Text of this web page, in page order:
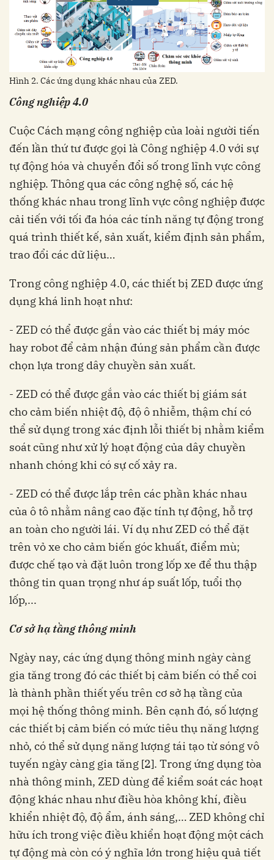
Hình 2. Các ứng dụng khác nhau của ZED.
Công nghiệp 4.0
Cuộc Cách mạng công nghiệp của loài người tiến
đến lần thứ tư được gọi là Công nghiệp 4.0 với sự
tự động hóa và chuyển đổi số trong lĩnh vực công
nghiệp. Thông qua các công nghệ số, các hệ
thống khác nhau trong lĩnh vực công nghiệp được
cải tiến với tối đa hóa các tính năng tự động trong
quá trình thiết kế, sản xuất, kiểm định sản phẩm,
trao đổi các dữ liệu…
Trong công nghiệp 4.0, các thiết bị ZED được ứng
dụng khá linh hoạt như:
- ZED có thể được gắn vào các thiết bị máy móc
hay robot để cảm nhận đúng sản phẩm cần được
chọn lựa trong dây chuyền sản xuất.
- ZED có thể được gắn vào các thiết bị giám sát
cho cảm biến nhiệt độ, độ ô nhiễm, thậm chí có
thể sử dụng trong xác định lỗi thiết bị nhằm kiểm
soát cũng như xử lý hoạt động của dây chuyền
nhanh chóng khi có sự cố xảy ra.
- ZED có thể được lắp trên các phần khác nhau
của ô tô nhằm nâng cao đặc tính tự động, hỗ trợ
an toàn cho người lái. Ví dụ như ZED có thể đặt
trên vỏ xe cho cảm biến góc khuất, điểm mù;
được chế tạo và đặt luôn trong lốp xe để thu thập
thông tin quan trọng như áp suất lốp, tuổi thọ
lốp,...
Cơ sở hạ tầng thông minh
Ngày nay, các ứng dụng thông minh ngày càng
gia tăng trong đó các thiết bị cảm biến có thể coi
là thành phần thiết yếu trên cơ sở hạ tầng của
mọi hệ thống thông minh. Bên cạnh đó, số lượng
các thiết bị cảm biến có mức tiêu thụ năng lượng
nhỏ, có thể sử dụng năng lượng tái tạo từ sóng vô
tuyến ngày càng gia tăng [2]. Trong ứng dụng tòa
nhà thông minh, ZED dùng để kiểm soát các hoạt
động khác nhau như điều hòa không khí, điều
khiển nhiệt độ, độ ẩm, ánh sáng,… ZED không chỉ
hữu ích trong việc điều khiển hoạt động một cách
tự động mà còn có ý nghĩa lớn trong hiệu quả tiết